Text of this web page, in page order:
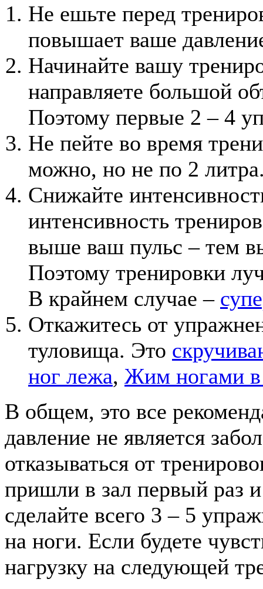
Не ешьте перед
повышает ваше
Начинайте вашу
направляете большой
Поэтому первые 2 – 4
Не пейте во время
можно, но не по 2
Снижайте
интенсивность
выше ваш пульс – тем
Поэтому тренировки
В крайнем случае –
Откажитесь от
туловища. Это
ног лежа, Жим ногами в
В общем, это все
давление не является
отказываться от
пришли в зал первый раз и
сделайте всего 3 – 5
на ноги. Если будете
нагрузку на следующей